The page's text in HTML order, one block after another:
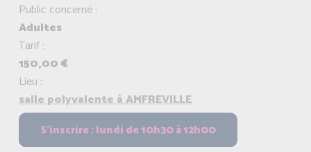
Public concerné :
Adultes
Tarif :
150,00 €
Lieu :
salle polyvalente à AMFREVILLE